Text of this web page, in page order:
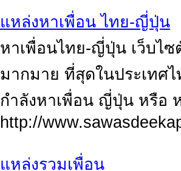
แหล่งหาเพื่อน ไทย-ญี่ปุ่น
หาเพื่อนไทย-ญี่ปุ่น เว็บไ
มากมาย ที่สุดในประเท
กำลังหาเพื่อน ญี่ปุ่น หรือ
http://
แหล่งรวมเพื่อน